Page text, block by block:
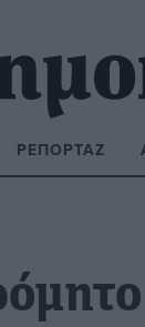
ΡΕΠΟΡΤΆΖ